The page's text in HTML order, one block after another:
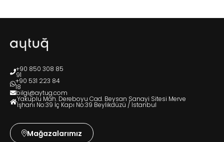
+90 850 308 85
91
+90 531 223 84
18
bilgi@aytug.com
Yakuplu Mah. Dereboyu Cad. Beysan Sanayi Sitesi Merve
İşhanı No:39 İç Kapı No:39 Beylikdüzü / İstanbul
Mağazalarımız